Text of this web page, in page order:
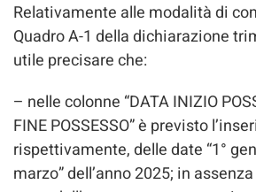
Relativamente alle modalità di
Quadro A-1 della dichiarazione
utile precisare che:
– nelle colonne “DATA INIZIO
FINE POSSESSO” è previsto
rispettivamente, delle date “1°
marzo” dell’anno 2025; in